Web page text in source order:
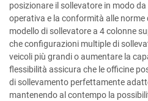
posizionare il sollevatore in modo
operativa e la conformità alle norme
modello di sollevatore a 4 colonne
che configurazioni multiple di
veicoli più grandi o aumentare la
flessibilità assicura che le officine
di sollevamento perfettamente
mantenendo al contempo la